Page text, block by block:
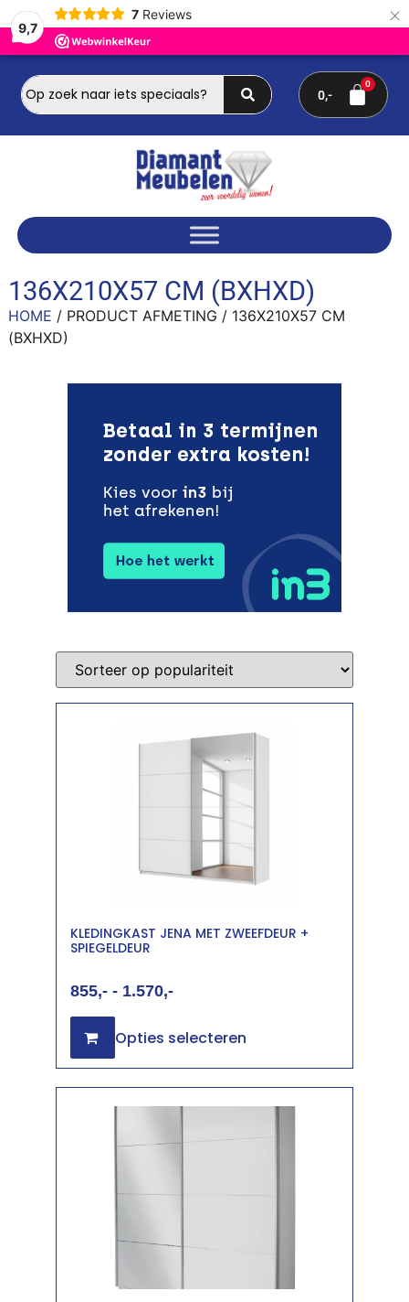
9,7
7 Reviews ×
0
136X210X57 CM (BXHXD)
HOME / PRODUCT AFMETING / 136X210X57 CM
(BXHXD)
KLEDINGKAST JENA MET ZWEEFDEUR +
SPIEGELDEUR
855 - 1.570
Opties selecteren